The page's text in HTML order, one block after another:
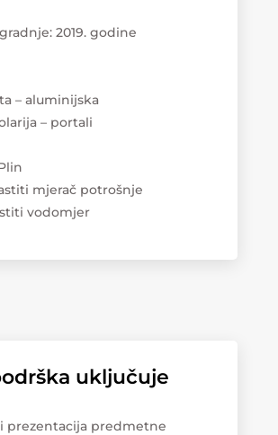
2019. godine
– aluminijska
– portali
mjerač potrošnje
vodomjer
uključuje
i prezentacija predmetne